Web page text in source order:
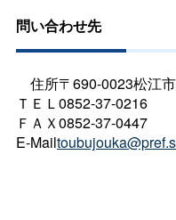
問い合わせ先
住所〒690-0023松江
ＴＥＬ0852-37-0216
ＦＡＸ0852-37-0447
E-Mail